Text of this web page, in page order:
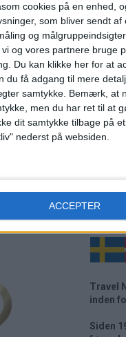
cookies på en enhed,
som bliver sendt af
og
vi og vores partnere bruge
Du kan klikke her for at
du få adgang til mere
samtykke. Bemærk, at
men du har ret til at
dit samtykke tilbage på
nederst på websiden.
ACCEPTER
Vælg
Travel
inden
Siden